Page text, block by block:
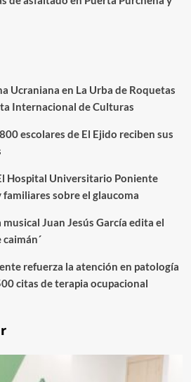
Ucraniana en La Urba de Roquetas
Internacional de Culturas
escolares de El Ejido reciben sus
Hospital Universitario Poniente
familiares sobre el glaucoma
Juan Jesús García edita el
refuerza la atención en patología
citas de terapia ocupacional